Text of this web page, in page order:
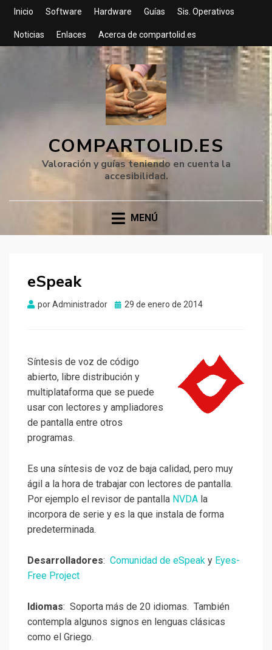
Inicio Software Hardware Guías Sis. Operativos
Noticias Enlaces Acerca de compartolid.es
COMPARTOLID.ES
Valoración y guías teniendo en cuenta la
accesibilidad.
MENÚ
eSpeak
porAdministrador
Publicado
29 de enero de 2014
Síntesis de voz de código
abierto, libre distribución y
multiplataforma que se puede
usar con lectores y ampliadores
de pantalla entre otros
programas.
Es una síntesis de voz de baja calidad, pero muy
ágil a la hora de trabajar con lectores de pantalla.
Por ejemplo el revisor de pantalla NVDA la
incorpora de serie y es la que instala de forma
predeterminada.
Desarrolladores: Comunidad de eSpeak y Eyes-
Free Project
Idiomas: Soporta más de 20 idiomas. También
contempla algunos signos en lenguas clásicas
como el Griego.